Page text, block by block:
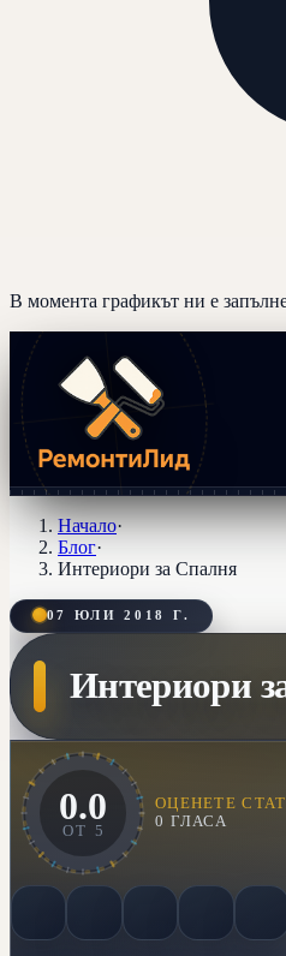
В момента графикът ни е
Начало·
Блог·
Интериори за Спалня
07 ЮЛИ 2018 Г.
Интериори
0.0
ОТ 5
ОЦЕНЕТЕ
0 ГЛАСА